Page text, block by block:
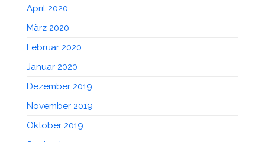
April 2020
März 2020
Februar 2020
Januar 2020
Dezember 2019
November 2019
Oktober 2019